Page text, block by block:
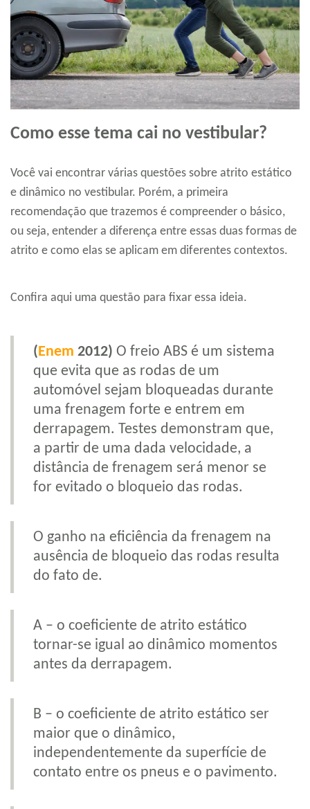
Como esse tema cai no vestibular?
Você vai encontrar várias questões sobre atrito estático
e dinâmico no vestibular. Porém, a primeira
recomendação que trazemos é compreender o básico,
ou seja, entender a diferença entre essas duas formas de
atrito e como elas se aplicam em diferentes contextos.
Confira aqui uma questão para fixar essa ideia.
(Enem 2012) O freio ABS é um sistema
que evita que as rodas de um
automóvel sejam bloqueadas durante
uma frenagem forte e entrem em
derrapagem. Testes demonstram que,
a partir de uma dada velocidade, a
distância de frenagem será menor se
for evitado o bloqueio das rodas.
O ganho na eficiência da frenagem na
ausência de bloqueio das rodas resulta
do fato de.
A – o coeficiente de atrito estático
tornar-se igual ao dinâmico momentos
antes da derrapagem.
B – o coeficiente de atrito estático ser
maior que o dinâmico,
independentemente da superfície de
contato entre os pneus e o pavimento.